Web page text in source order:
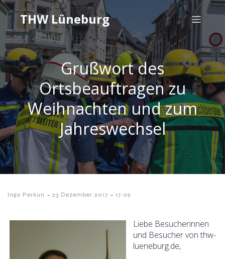
THW Lüneburg
Grußwort des
Ortsbeauftragen zu
Weihnachten und zum
Jahreswechsel
Ingo Perkun - 23 Dezember 2017 - 17:09
Liebe Besucherinnen
und Besucher von thw-
lueneburg.de,